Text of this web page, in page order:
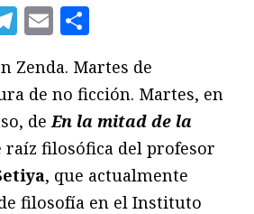
Telegram
Email
Zenda. Martes de
de no ficción. Martes, en
deEn la mitad de la
raíz filosófica del profesor
, que actualmente
filosofía en el Instituto